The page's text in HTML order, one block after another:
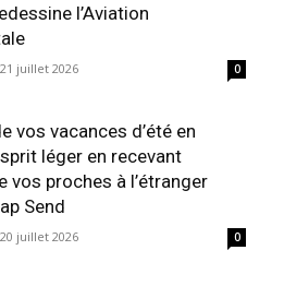
l’Aviation
21 juillet 2026 0
vos vacances d’été en
léger en recevant
vos proches à l’étranger
Send
20 juillet 2026 0